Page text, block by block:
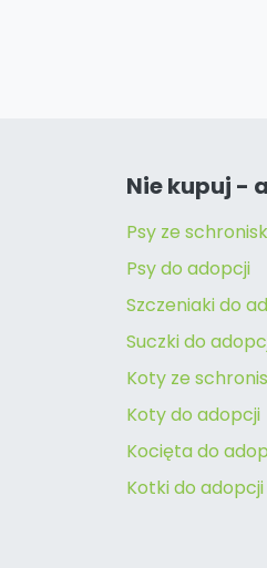
Nie kupuj -
Psy ze
Psy do adopcji
Szczeniaki do
Suczki do
Koty ze
Koty do adopcji
Kocięta do
Kotki do adopcji